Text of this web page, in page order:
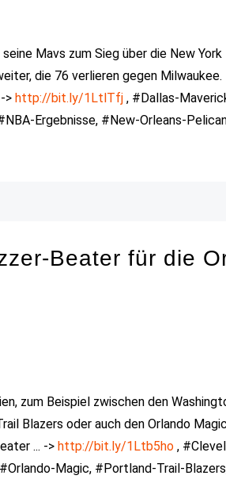
Mavs zum Sieg über die New York
die 76 verlieren gegen Milwaukee.
->http://bit.ly/1LtlTfj , #Dallas-
Ergebnisse, #New-Orleans-
Beater für die
zum Beispiel zwischen den
Blazers oder auch den Orlando
... ->http://bit.ly/1Ltb5ho ,
Magic, #Portland-Trail-